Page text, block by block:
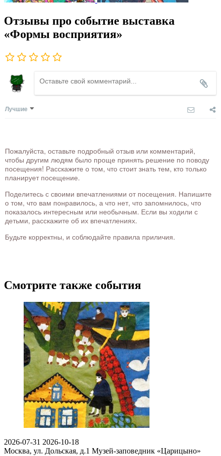
Отзывы про событие выставка
«Формы восприятия»
Лучшие
Пожалуйста, оставьте подробный отзыв или комментарий,
чтобы другим людям было проще принять решение по поводу
посещения! Расскажите о том, что стоит знать тем, кто только
планирует посещение.
Поделитесь с своими впечатлениями от посещения. Напишите
о том, что вам понравилось, а что нет, что запомнилось, что
показалось интересным или необычным. Если вы ходили с
детьми, расскажите об их впечатлениях.
Будьте корректны, и соблюдайте правила приличия.
Смотрите также события
2026-07-31 2026-10-18
Москва, ул. Дольская, д.1 Музей-заповедник «Царицыно»